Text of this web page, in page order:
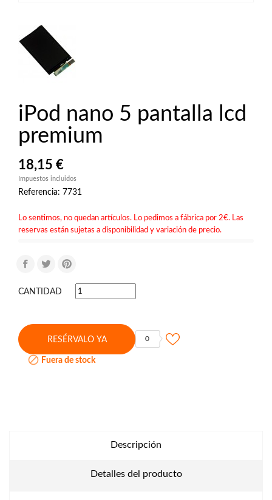
iPod nano 5 pantalla lcd
premium
18,15 €
Impuestos incluidos
Referencia: 7731
Lo sentimos, no quedan artículos. Lo pedimos a fábrica por 2€. Las
reservas están sujetas a disponibilidad y variación de precio.
CANTIDAD
RESÉRVALO YA 0
 Fuera de stock
Descripción
Detalles del producto